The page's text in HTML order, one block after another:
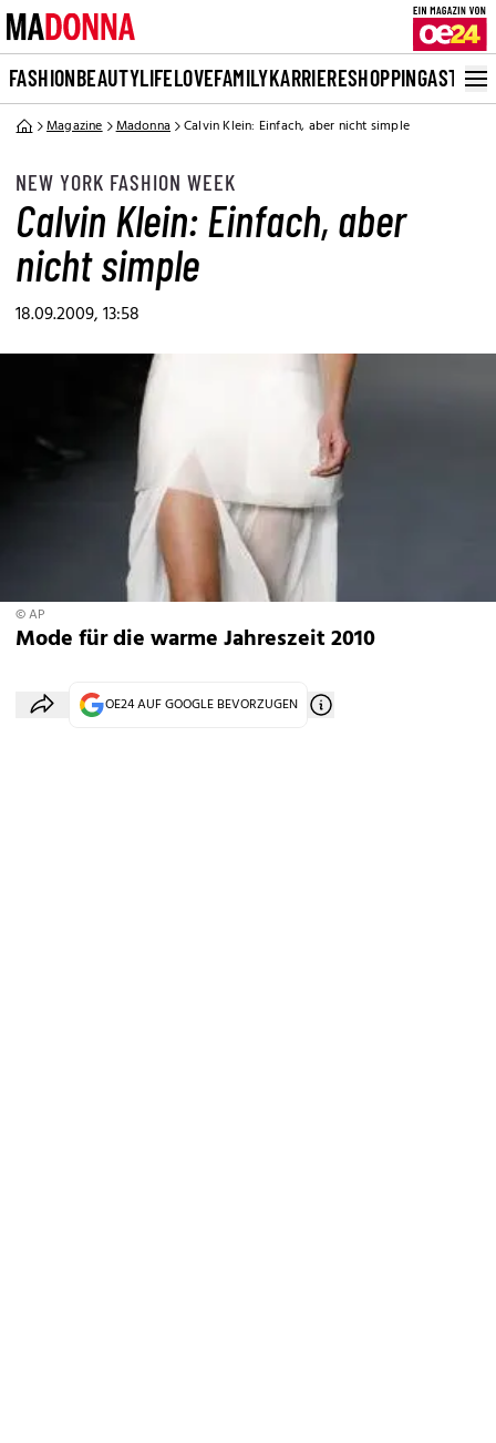
FASHIONBEAUTYLIFELOVEFAMILYKARRIERESHOPPINGASTRO
Magazine Madonna Calvin Klein: Einfach, aber nicht simple
NEW YORK FASHION WEEK
Calvin Klein: Einfach, aber
nicht simple
18.09.2009, 13:58
© AP
Mode für die warme Jahreszeit 2010
OE24 AUF GOOGLE BEVORZUGEN